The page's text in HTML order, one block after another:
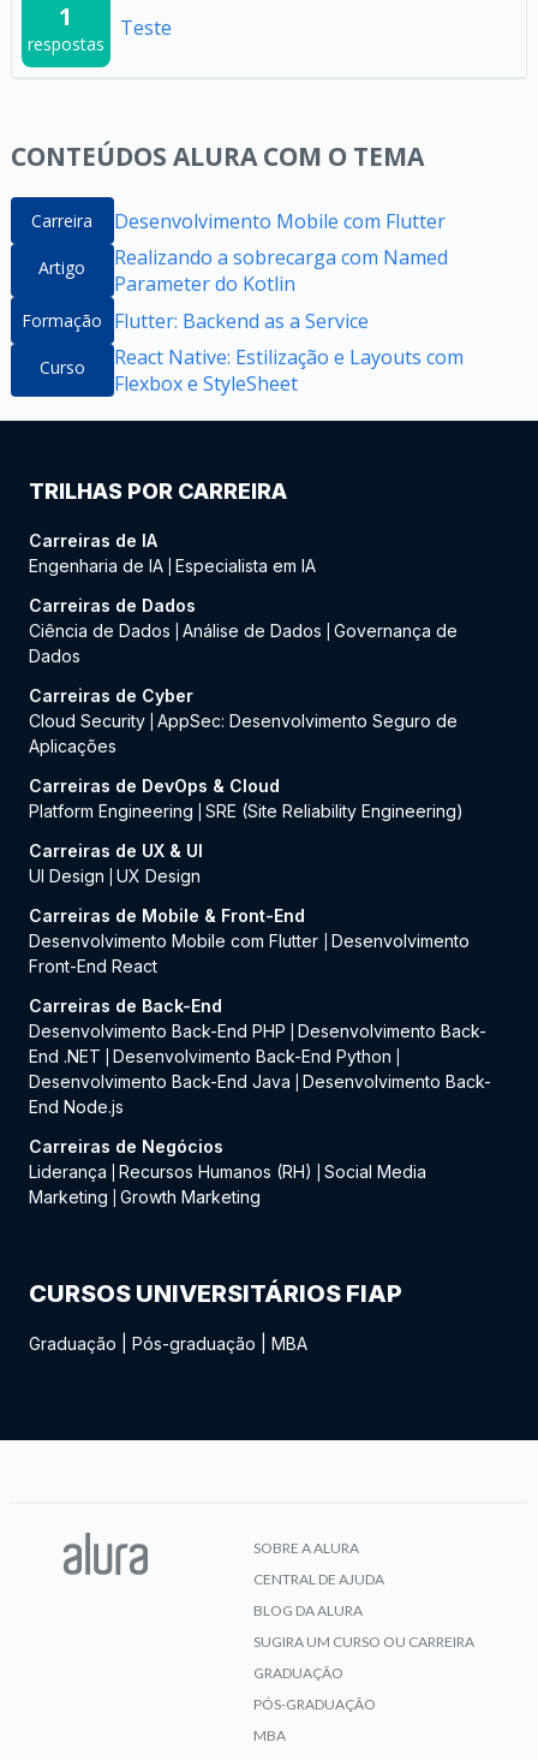
1
respostas
Teste
CONTEÚDOS ALURA COM O TEMA
Carreira Desenvolvimento Mobile com Flutter
Artigo
Realizando a sobrecarga com Named
Parameter do Kotlin
Formação Flutter: Backend as a Service
Curso
React Native: Estilização e Layouts com
Flexbox e StyleSheet
TRILHAS POR CARREIRA
Carreiras de IA
Engenharia de IA Especialista em IA
Carreiras de Dados
Ciência de Dados
Análise de Dados
Governança de
Dados
Carreiras de Cyber
Cloud Security AppSec: Desenvolvimento Seguro de
Aplicações
Carreiras de DevOps & Cloud
Platform Engineering
SRE (Site Reliability Engineering)
Carreiras de UX & UI
UI Design
UX Design
Carreiras de Mobile & Front-End
Desenvolvimento Mobile com Flutter
Desenvolvimento
Front-End React
Carreiras de Back-End
Desenvolvimento Back-End PHP
Desenvolvimento Back-
End .NET
Desenvolvimento Back-End Python
Desenvolvimento Back-End Java
Desenvolvimento Back-
End Node.js
Carreiras de Negócios
Liderança
Recursos Humanos (RH)
Social Media
Marketing
Growth Marketing
CURSOS UNIVERSITÁRIOS FIAP
Graduação Pós-graduação MBA
SOBRE A ALURA
CENTRAL DE AJUDA
BLOG DA ALURA
SUGIRA UM CURSO OU CARREIRA
GRADUAÇÃO
PÓS-GRADUAÇÃO
MBA